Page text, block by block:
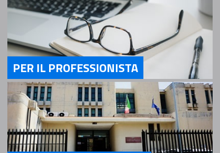
Servizi Per il Professionista
PER IL PROFESSIONISTA